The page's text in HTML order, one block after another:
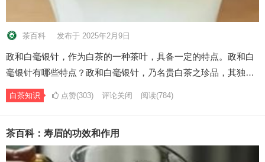
茶百科 发布于 2025年2月9日
政和白毫银针，作为白茶的一种茶叶，具备一定的特点。政和白
毫银针有哪些特点？政和白毫银针，乃名贵白茶之珍品，其独…
白茶知识 点赞(303) 评论关闭 阅读(784)
茶百科：寿眉的功效和作用